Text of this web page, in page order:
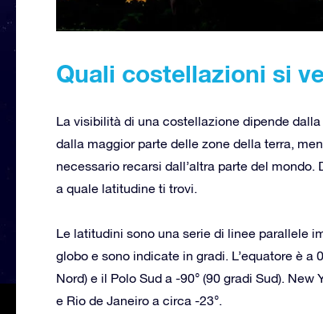
Quali costellazioni si
La visibilità di una costellazione dipende
dalla maggior parte delle zone della terra,
necessario recarsi dall’altra parte del
a quale latitudine ti trovi.
Le latitudini sono una serie di linee parallele
globo e sono indicate in gradi. L’equatore è a
Nord) e il Polo Sud a -90° (90 gradi Sud). New
e Rio de Janeiro a circa -23°.